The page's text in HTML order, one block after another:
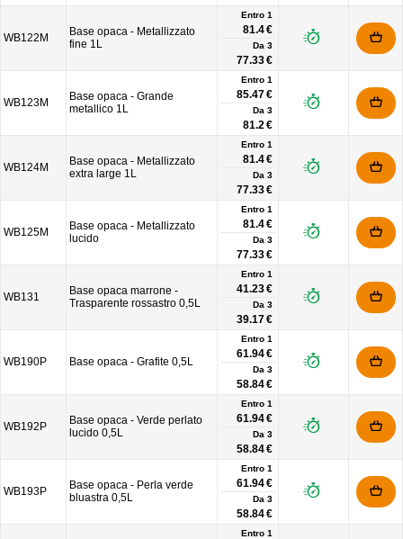
WB122M
Base opaca - Metallizzato
fine 1L
Entro 1
81.4 €
Da 3
77.33 €
WB123M
Base opaca - Grande
metallico 1L
Entro 1
85.47 €
Da 3
81.2 €
WB124M
Base opaca - Metallizzato
extra large 1L
Entro 1
81.4 €
Da 3
77.33 €
WB125M
Base opaca - Metallizzato
lucido
Entro 1
81.4 €
Da 3
77.33 €
WB131
Base opaca marrone -
Trasparente rossastro 0,5L
Entro 1
41.23 €
Da 3
39.17 €
WB190P Base opaca - Grafite 0,5L
Entro 1
61.94 €
Da 3
58.84 €
WB192P
Base opaca - Verde perlato
lucido 0,5L
Entro 1
61.94 €
Da 3
58.84 €
WB193P
Base opaca - Perla verde
bluastra 0,5L
Entro 1
61.94 €
Da 3
58.84 €
Entro 1